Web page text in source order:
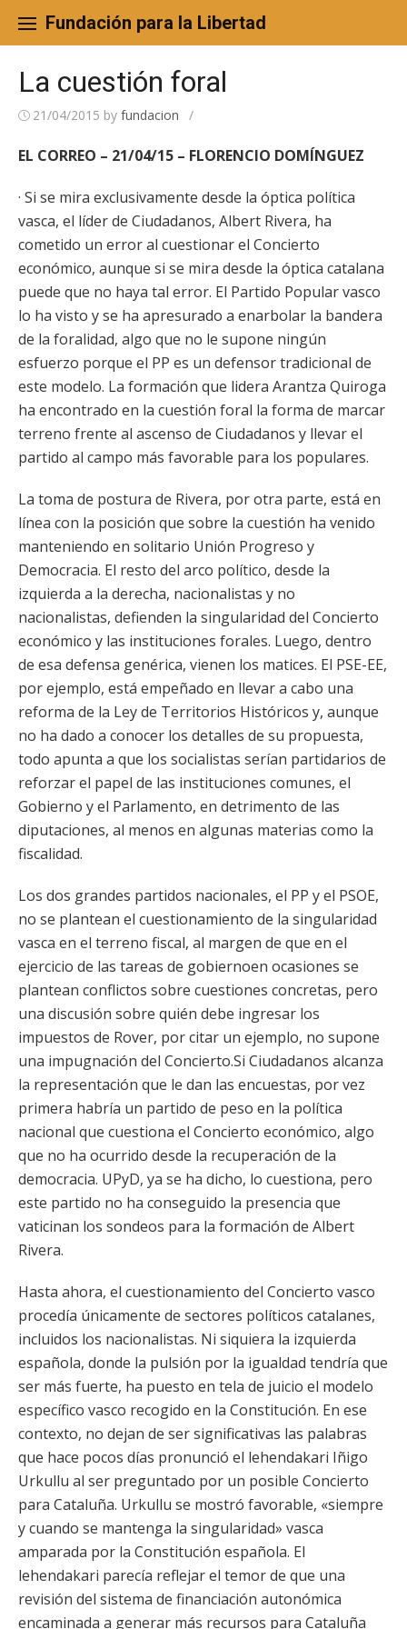
content
Fundación para la Libertad
La cuestión foral
21/04/2015 by fundacion /
EL CORREO – 21/04/15 – FLORENCIO DOMÍNGUEZ
· Si se mira exclusivamente desde la óptica política
vasca, el líder de Ciudadanos, Albert Rivera, ha
cometido un error al cuestionar el Concierto
económico, aunque si se mira desde la óptica catalana
puede que no haya tal error. El Partido Popular vasco
lo ha visto y se ha apresurado a enarbolar la bandera
de la foralidad, algo que no le supone ningún
esfuerzo porque el PP es un defensor tradicional de
este modelo. La formación que lidera Arantza Quiroga
ha encontrado en la cuestión foral la forma de marcar
terreno frente al ascenso de Ciudadanos y llevar el
partido al campo más favorable para los populares.
La toma de postura de Rivera, por otra parte, está en
línea con la posición que sobre la cuestión ha venido
manteniendo en solitario Unión Progreso y
Democracia. El resto del arco político, desde la
izquierda a la derecha, nacionalistas y no
nacionalistas, defienden la singularidad del Concierto
económico y las instituciones forales. Luego, dentro
de esa defensa genérica, vienen los matices. El PSE-EE,
por ejemplo, está empeñado en llevar a cabo una
reforma de la Ley de Territorios Históricos y, aunque
no ha dado a conocer los detalles de su propuesta,
todo apunta a que los socialistas serían partidarios de
reforzar el papel de las instituciones comunes, el
Gobierno y el Parlamento, en detrimento de las
diputaciones, al menos en algunas materias como la
fiscalidad.
Los dos grandes partidos nacionales, el PP y el PSOE,
no se plantean el cuestionamiento de la singularidad
vasca en el terreno fiscal, al margen de que en el
ejercicio de las tareas de gobiernoen ocasiones se
plantean conflictos sobre cuestiones concretas, pero
una discusión sobre quién debe ingresar los
impuestos de Rover, por citar un ejemplo, no supone
una impugnación del Concierto.Si Ciudadanos alcanza
la representación que le dan las encuestas, por vez
primera habría un partido de peso en la política
nacional que cuestiona el Concierto económico, algo
que no ha ocurrido desde la recuperación de la
democracia. UPyD, ya se ha dicho, lo cuestiona, pero
este partido no ha conseguido la presencia que
vaticinan los sondeos para la formación de Albert
Rivera.
Hasta ahora, el cuestionamiento del Concierto vasco
procedía únicamente de sectores políticos catalanes,
incluidos los nacionalistas. Ni siquiera la izquierda
española, donde la pulsión por la igualdad tendría que
ser más fuerte, ha puesto en tela de juicio el modelo
específico vasco recogido en la Constitución. En ese
contexto, no dejan de ser significativas las palabras
que hace pocos días pronunció el lehendakari Iñigo
Urkullu al ser preguntado por un posible Concierto
para Cataluña. Urkullu se mostró favorable, «siempre
y cuando se mantenga la singularidad» vasca
amparada por la Constitución española. El
lehendakari parecía reflejar el temor de que una
revisión del sistema de financiación autonómica
encaminada a generar más recursos para Cataluña